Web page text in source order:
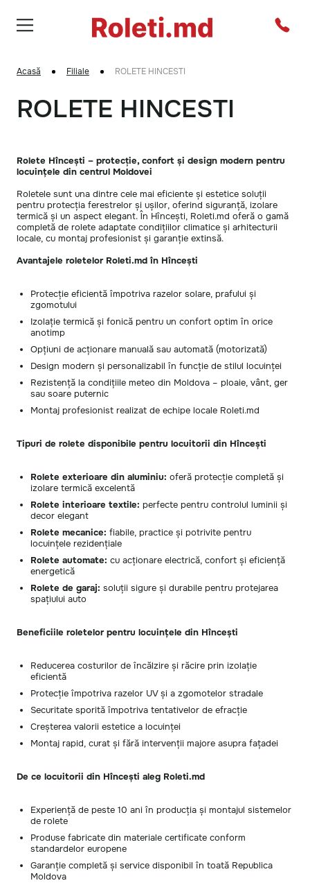
Acasă Filiale ROLETE HINCESTI
ROLETE HINCESTI
Rolete Hîncești – protecție, confort și design modern pentru
locuințele din centrul Moldovei
Roletele sunt una dintre cele mai eficiente și estetice soluții
pentru protecția ferestrelor și ușilor, oferind siguranță, izolare
termică și un aspect elegant. În Hîncești, Roleti.md oferă o gamă
completă de rolete adaptate condițiilor climatice și arhitecturii
locale, cu montaj profesionist și garanție extinsă.
Avantajele roletelor Roleti.md în Hîncești
Protecție eficientă împotriva razelor solare, prafului și
zgomotului
Izolație termică și fonică pentru un confort optim în orice
anotimp
Opțiuni de acționare manuală sau automată (motorizată)
Design modern și personalizabil în funcție de stilul locuinței
Rezistență la condițiile meteo din Moldova – ploaie, vânt, ger
sau soare puternic
Montaj profesionist realizat de echipe locale Roleti.md
Tipuri de rolete disponibile pentru locuitorii din Hîncești
Rolete exterioare din aluminiu: oferă protecție completă și
izolare termică excelentă
Rolete interioare textile: perfecte pentru controlul luminii și
decor elegant
Rolete mecanice: fiabile, practice și potrivite pentru
locuințele rezidențiale
Rolete automate: cu acționare electrică, confort și eficiență
energetică
Rolete de garaj: soluții sigure și durabile pentru protejarea
spațiului auto
Beneficiile roletelor pentru locuințele din Hîncești
Reducerea costurilor de încălzire și răcire prin izolație
eficientă
Protecție împotriva razelor UV și a zgomotelor stradale
Securitate sporită împotriva tentativelor de efracție
Creșterea valorii estetice a locuinței
Montaj rapid, curat și fără intervenții majore asupra fațadei
De ce locuitorii din Hîncești aleg Roleti.md
Experiență de peste 10 ani în producția și montajul sistemelor
de rolete
Produse fabricate din materiale certificate conform
standardelor europene
Garanție completă și service disponibil în toată Republica
Moldova